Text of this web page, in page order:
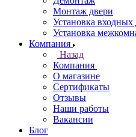
Монтаж двери
Установка входных
Установка
Компания
Назад
Компания
О магазине
Сертификаты
Отзывы
Наши работы
Вакансии
Блог